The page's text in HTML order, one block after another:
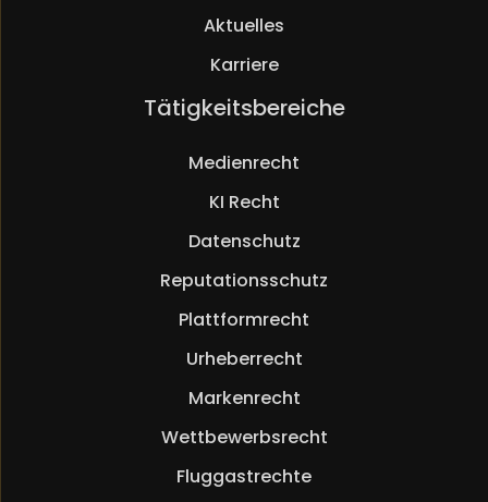
Aktuelles
Karriere
Tätigkeitsbereiche
Medienrecht
KI Recht
Datenschutz
Reputationsschutz
Plattformrecht
Urheberrecht
Markenrecht
Wettbewerbsrecht
Fluggastrechte